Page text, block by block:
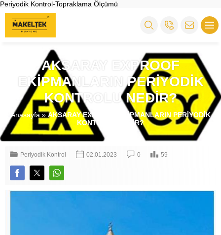
Periyodik Kontrol-Topraklama Ölçümü
AKSARAY EXPROOF
EKİPMANLARIN PERİYODİK
KONTROLU NEDİR?
Anasayfa»AKSARAY EXPROOF EKİPMANLARIN PERİYODİK
KONTROLU NEDİR?
Periyodik Kontrol 02.01.2023 0 59